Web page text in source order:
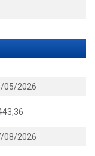
05/2026
08/2026